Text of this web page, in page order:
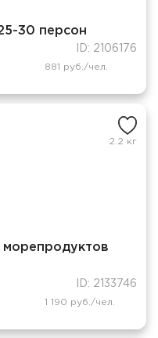
30 персон
ID: 2106176
881 руб./чел.
2.2 кг
ID: 2133746
1 190 руб./чел.